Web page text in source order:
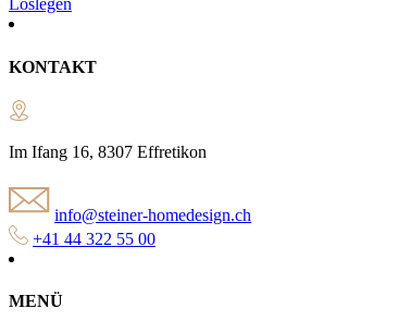
Loslegen
KONTAKT
Im Ifang 16, 8307 Effretikon
info@steiner-homedesign.ch
+41 44 322 55 00
MENÜ